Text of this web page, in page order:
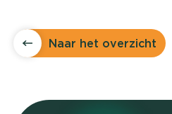
Naar het overzicht